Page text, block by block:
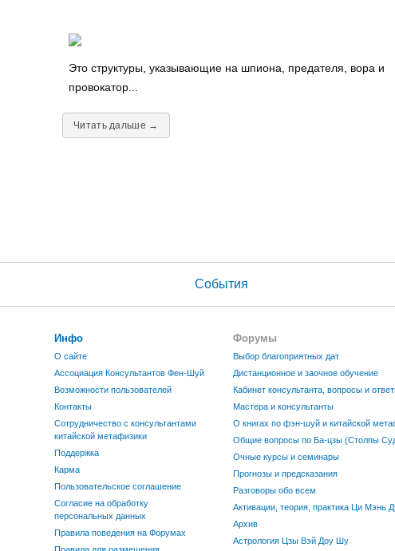
Это структуры, указывающие на шпиона, предателя, вора и
провокатор...
Читать дальше →
События
Инфо
О сайте
Ассоциация Консультантов Фен-Шуй
Возможности пользователей
Контакты
Сотрудничество с консультантами
китайской метафизики
Поддержка
Карма
Пользовательское соглашение
Согласие на обработку
персональных данных
Правила поведения на Форумах
Правила для размещения
Форумы
Выбор благоприятных дат
Дистанционное и заочное обучение
Кабинет консультанта, вопросы и
Мастера и консультанты
О книгах по фэн-шуй и китайской
Общие вопросы по Ба-цзы (Столпы
Очные курсы и семинары
Прогнозы и предсказания
Разговоры обо всем
Активации, теория, практика Ци Мэнь
Архив
Астрология Цзы Вэй Доу Шу